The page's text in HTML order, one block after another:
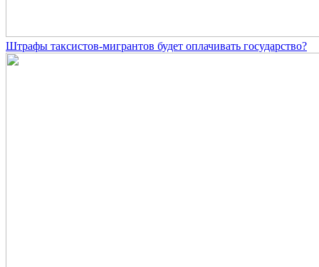
Штрафы таксистов-мигрантов будет оплачивать государство?